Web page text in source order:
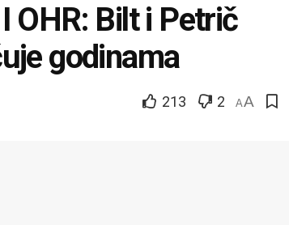
OHR: Bilt i Petrič
godinama
213 2 AA